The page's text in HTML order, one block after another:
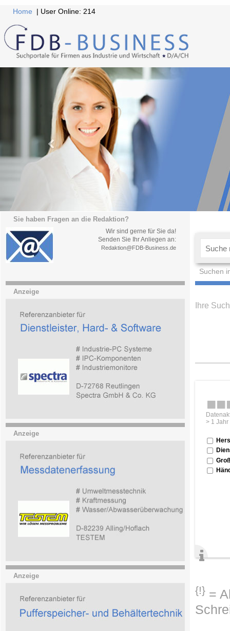
Home | User Online: 214
Sie haben Fragen an die Redaktion?
Wir sind gerne für Sie da!
Senden Sie Ihr Anliegen an:
Redaktion@FDB-Business.de
Suchen
Anzeige
Anzeige
Anzeige
Ihre
> 1 Jahr
{!} =